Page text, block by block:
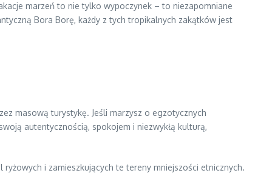
marzeń to nie tylko wypoczynek – to niezapomniane
Bora Borę, każdy z tych tropikalnych zakątków jest
masową turystykę. Jeśli marzysz o egzotycznych
autentycznością, spokojem i niezwykłą kulturą,
i zamieszkujących te tereny mniejszości etnicznych.